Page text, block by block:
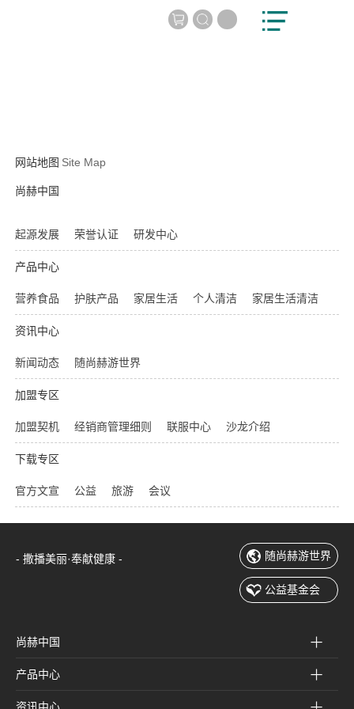
网站地图 Site Map
尚赫中国
起源发展 荣誉认证 研发中心
产品中心
营养食品 护肤产品 家居生活 个人清洁 家居生活清洁
资讯中心
新闻动态 随尚赫游世界
加盟专区
加盟契机 经销商管理细则 联服中心 沙龙介绍
下载专区
官方文宣 公益 旅游 会议
- 撒播美丽·奉献健康 - 随尚赫游世界
公益基金会
尚赫中国
产品中心
资讯中心